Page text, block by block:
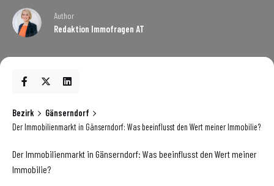
Author
Redaktion Immofragen AT
Bezirk
Gänserndorf
Der Immobilienmarkt in Gänserndorf: Was beeinflusst den Wert meiner Immobilie?
Der Immobilienmarkt in Gänserndorf: Was beeinflusst den Wert meiner
Immobilie?